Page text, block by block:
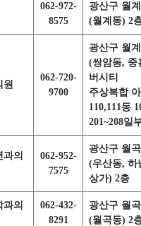
062-972-
8575
광산구 월
(월계동) 2
원
062-720-
9700
광산구 월
(쌍암동, 중
버시티
주상복합
110,111동
201~208일
과의
062-952-
7575
광산구 월
(우산동, 하
상가) 2층
의
062-432-
8291
광산구 월
(월곡동) 2